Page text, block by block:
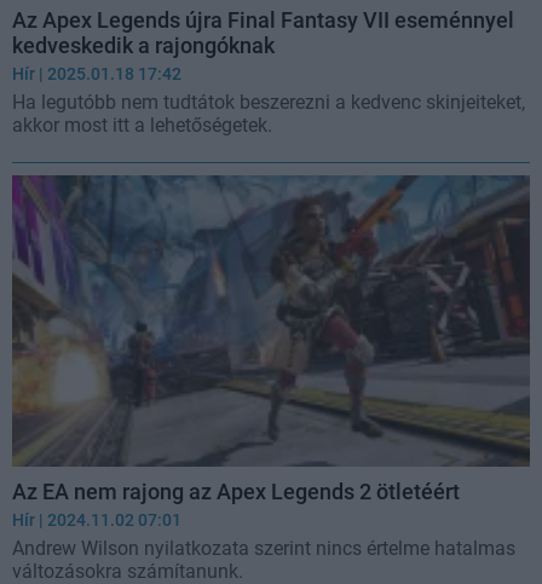
Az Apex Legends újra Final Fantasy VII eseménnyel
kedveskedik a rajongóknak
Hír | 2025.01.18 17:42
Ha legutóbb nem tudtátok beszerezni a kedvenc skinjeiteket,
akkor most itt a lehetőségetek.
Az EA nem rajong az Apex Legends 2 ötletéért
Hír | 2024.11.02 07:01
Andrew Wilson nyilatkozata szerint nincs értelme hatalmas
változásokra számítanunk.